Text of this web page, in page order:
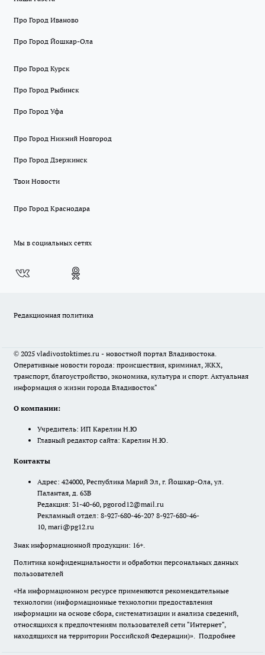
Про Город Иваново
Про Город Йошкар-Ола
Про Город Курск
Про Город Рыбинск
Про Город Уфа
Про Город Нижний Новгород
Про Город Дзержинск
Твои Новости
Про Город Краснодара
Мы в социальных сетях
Редакционная политика
© 2025 vladivostoktimes.ru - новостной портал Владивостока.
Оперативные новости города: происшествия, криминал, ЖКХ,
транспорт, благоустройство, экономика, культура и спорт. Актуальная
информация о жизни города Владивосток"
О компании:
Учредитель: ИП Карелин Н.Ю
Главный редактор сайта: Карелин Н.Ю.
Контакты
Адрес: 424000, Республика Марий Эл, г. Йошкар-Ола, ул.
Палантая, д. 63В
Редакция: 31-40-60, pgorod12@mail.ru
Рекламный отдел: 8-927-680-46-20? 8-927-680-46-
10, mari@pg12.ru
Знак информационной продукции: 16+.
Политика конфиденциальности и обработки персональных данных
пользователей
«На информационном ресурсе применяются рекомендательные
технологии (информационные технологии предоставления
информации на основе сбора, систематизации и анализа сведений,
относящихся к предпочтениям пользователей сети "Интернет",
находящихся на территории Российской Федерации)». Подробнее